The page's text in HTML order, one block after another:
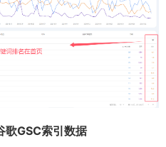
歌GSC索引数据